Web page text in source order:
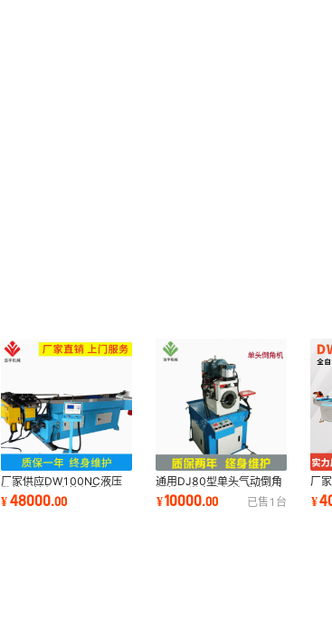
厂家供应DW100NC液压
数控弯管机 弯管机型材
¥48000.00
通用DJ80型单头气动倒角
机气压半自动落地式管棒立
式
¥10000.00 已售 1 台
厂
控
¥